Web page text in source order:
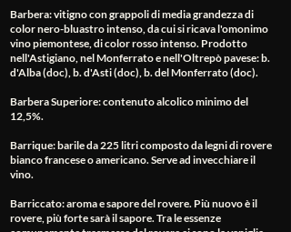
Barbera: vitigno con grappoli di media grandezza di
color nero-bluastro intenso, da cui si ricava l'omonimo
vino piemontese, di color rosso intenso. Prodotto
nell'Astigiano, nel Monferrato e nell'Oltrepò pavese: b.
d'Alba (doc), b. d'Asti (doc), b. del Monferrato (doc).
Barbera Superiore: contenuto alcolico minimo del
12,5%.
Barrique: barile da 225 litri composto da legni di rovere
bianco francese o americano. Serve ad invecchiare il
vino.
Barriccato: aroma e sapore del rovere. Più nuovo è il
rovere, più forte sarà il sapore. Tra le essenze